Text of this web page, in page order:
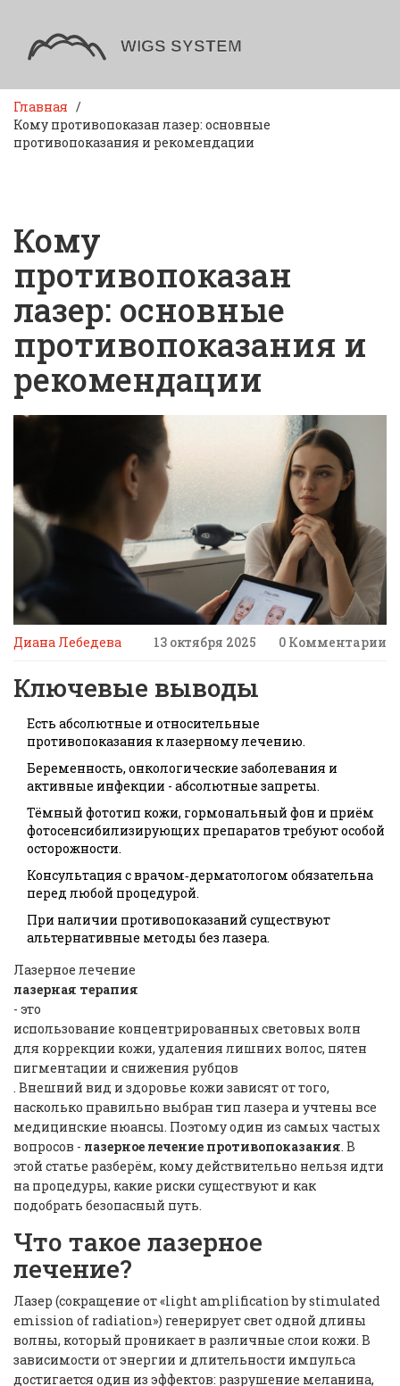
Главная
Кому противопоказан лазер: основные
противопоказания и рекомендации
Кому
противопоказан
лазер: основные
противопоказания и
рекомендации
Диана Лебедева 13 октября 2025 0 Комментарии
Ключевые выводы
Есть абсолютные и относительные
противопоказания к лазерному лечению.
Беременность, онкологические заболевания и
активные инфекции - абсолютные запреты.
Тёмный фототип кожи, гормональный фон и приём
фотосенсибилизирующих препаратов требуют особой
осторожности.
Консультация с врачом‑дерматологом обязательна
перед любой процедурой.
При наличии противопоказаний существуют
альтернативные методы без лазера.
Лазерное лечение
лазерная терапия
- это
использование концентрированных световых волн
для коррекции кожи, удаления лишних волос, пятен
пигментации и снижения рубцов
. Внешний вид и здоровье кожи зависят от того,
насколько правильно выбран тип лазера и учтены все
медицинские нюансы. Поэтому один из самых частых
вопросов - лазерное лечение противопоказания. В
этой статье разберём, кому действительно нельзя идти
на процедуры, какие риски существуют и как
подобрать безопасный путь.
Что такое лазерное
лечение?
Лазер (сокращение от «light amplification by stimulated
emission of radiation») генерирует свет одной длины
волны, который проникает в различные слои кожи. В
зависимости от энергии и длительности импульса
достигается один из эффектов: разрушение меланина,